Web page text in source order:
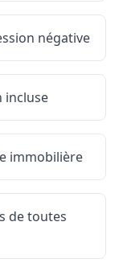
négative
incluse
immobilière
de toutes